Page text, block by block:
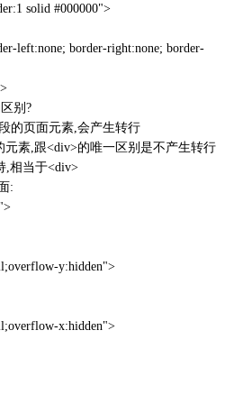
solid #000000">
left:none; border-right:none; border-
别?
的页面元素,会产生转行
元素,跟<div>的唯一区别是不产生转行
,相当于<div>
:
y:hidden">
x:hidden">